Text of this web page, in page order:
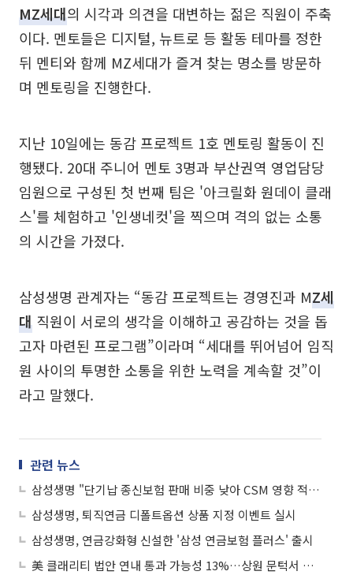
MZ세대의 시각과 의견을 대변하는 젊은 직원이 주축
이다. 멘토들은 디지털, 뉴트로 등 활동 테마를 정한
뒤 멘티와 함께 MZ세대가 즐겨 찾는 명소를 방문하
며 멘토링을 진행한다.
지난 10일에는 동감 프로젝트 1호 멘토링 활동이 진
행됐다. 20대 주니어 멘토 3명과 부산권역 영업담당
임원으로 구성된 첫 번째 팀은 '아크릴화 원데이 클래
스'를 체험하고 '인생네컷'을 찍으며 격의 없는 소통
의 시간을 가졌다.
삼성생명 관계자는 “동감 프로젝트는 경영진과 MZ세
대 직원이 서로의 생각을 이해하고 공감하는 것을 돕
고자 마련된 프로그램”이라며 “세대를 뛰어넘어 임직
원 사이의 투명한 소통을 위한 노력을 계속할 것”이
라고 말했다.
관련 뉴스
삼성생명 "단기납 종신보험 판매 비중 낮아 CSM 영향 적어"
삼성생명, 퇴직연금 디폴트옵션 상품 지정 이벤트 실시
삼성생명, 연금강화형 신설한 '삼성 연금보험 플러스' 출시
美 클래리티 법안 연내 통과 가능성 13%…상원 문턱서 제동